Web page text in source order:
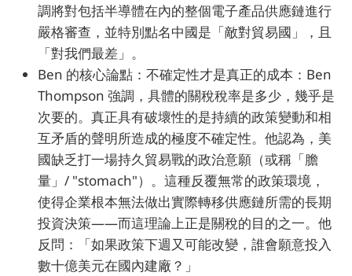
調將對包括半導體在內的整個電子產品供應鏈進行
嚴格審查，並特別點名中國是「敵對貿易國」，且
「對我們最差」。
Ben 的核心論點：不確定性才是真正的成本：Ben
Thompson 強調，具體的關稅稅率是多少，幾乎是
次要的。真正具有破壞性的是持續的政策變動和相
互矛盾的聲明所造成的極度不確定性。他認為，美
國缺乏打一場持久貿易戰的政治意願（或稱「膽
量」/ "stomach"）。這種反覆無常的政策環境，
使得企業根本無法做出實際轉移供應鏈所需的長期
投資決策——而這理論上正是關稅的目的之一。他
反問：「如果政策下週又可能改變，誰會願意投入
數十億美元在國內建廠？」